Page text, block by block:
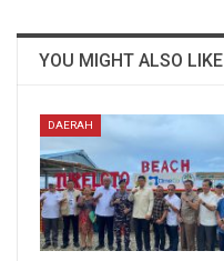
YOU MIGHT ALSO LIKE
DAERAH